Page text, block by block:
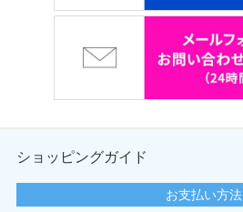
ショッピングガイド
お支払い方法